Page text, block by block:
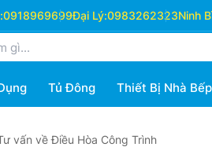
0918969699Đại Lý:0983262323Ninh
Tủ Đông Thiết Bị Nhà Bếp
vấn về Điều Hòa Công Trình